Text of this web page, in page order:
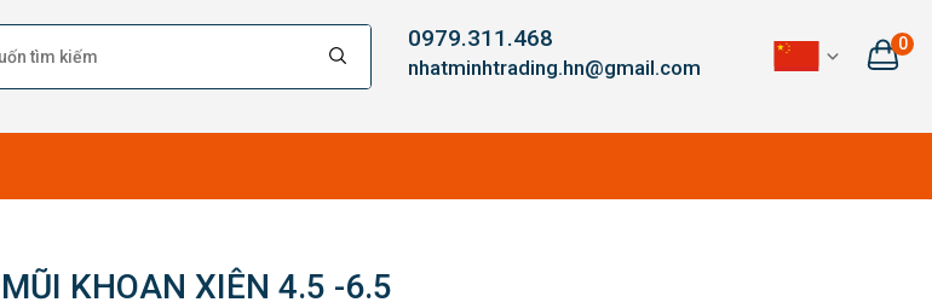
0979.311.468
nhatminhtrading.hn@gmail.com
0
MŨI KHOAN XIÊN 4.5 -6.5